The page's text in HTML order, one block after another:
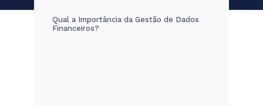
Qual a Importância da Gestão de Dados
Financeiros?